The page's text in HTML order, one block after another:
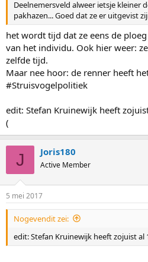
Deelnemersveld alweer ietsje kleiner
pakhazen... Goed dat ze er uitgevist
het wordt tijd dat ze eens de
van het individu. Ook hier weer:
zelfde tijd.
Maar nee hoor: de renner heeft
#Struisvogelpolitiek
edit: Stefan Kruinewijk heeft
(
J Joris180
Active Member
5 mei 2017
Nogevendit zei:
edit: Stefan Kruinewijk heeft zojuist al